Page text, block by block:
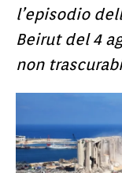
l’episodio
Beirut del 4
non